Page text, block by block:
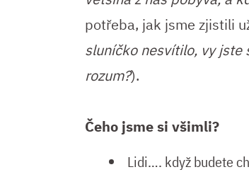
potřeba, jak jsme zjistili
sluníčko nesvítilo, vy jste
rozum?).
Čeho jsme si všimli?
Lidi…. když budete